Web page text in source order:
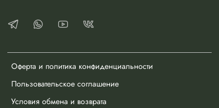
Оферта и политика конфиденциальности
Пользовательское соглашение
Условия обмена и возврата